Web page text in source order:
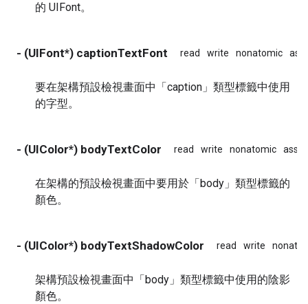
的 UIFont。
- (UIFont*) captionTextFont read write nonatomic
要在架構預設檢視畫面中「caption」類型標籤中使用
的字型。
- (UIColor*) bodyTextColor read write nonatomic
在架構的預設檢視畫面中要用於「body」類型標籤的
顏色。
- (UIColor*) bodyTextShadowColor read write
架構預設檢視畫面中「body」類型標籤中使用的陰影
顏色。